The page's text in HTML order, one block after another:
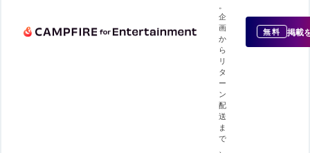
企
画
か
ら
リ
タ
ー
ン
配
送
ま
で
無料 掲載